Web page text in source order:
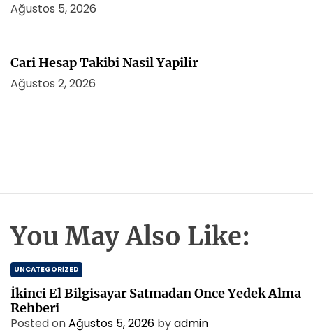
Ağustos 5, 2026
Cari Hesap Takibi Nasil Yapilir
Ağustos 2, 2026
You May Also Like:
UNCATEGORIZED
İkinci El Bilgisayar Satmadan Once Yedek Alma
Rehberi
Posted onAğustos 5, 2026 byadmin